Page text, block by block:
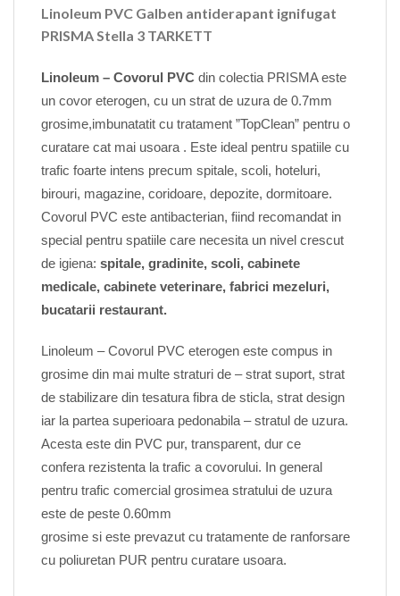
Linoleum PVC Galben antiderapant ignifugat
PRISMA Stella 3 TARKETT
Linoleum – Covorul PVC din colectia PRISMA este
un covor eterogen, cu un strat de uzura de 0.7mm
grosime,imbunatatit cu tratament ”TopClean” pentru o
curatare cat mai usoara . Este ideal pentru spatiile cu
trafic foarte intens precum spitale, scoli, hoteluri,
birouri, magazine, coridoare, depozite, dormitoare.
Covorul PVC este antibacterian, fiind recomandat in
special pentru spatiile care necesita un nivel crescut
de igiena: spitale, gradinite, scoli, cabinete
medicale, cabinete veterinare, fabrici mezeluri,
bucatarii restaurant.
Linoleum – Covorul PVC eterogen este compus in
grosime din mai multe straturi de – strat suport, strat
de stabilizare din tesatura fibra de sticla, strat design
iar la partea superioara pedonabila – stratul de uzura.
Acesta este din PVC pur, transparent, dur ce
confera rezistenta la trafic a covorului. In general
pentru trafic comercial grosimea stratului de uzura
este de peste 0.60mm
grosime si este prevazut cu tratamente de ranforsare
cu poliuretan PUR pentru curatare usoara.